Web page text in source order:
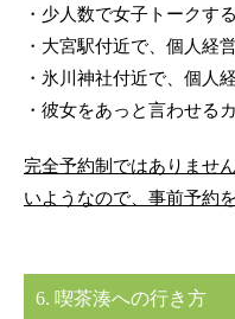
・少人数で女子トークす
・大宮駅付近で、個人経
・氷川神社付近で、個人
・彼女をあっと言わせる
完全予約制ではありませ
いようなので、事前予約
6. 喫茶湊への行き方